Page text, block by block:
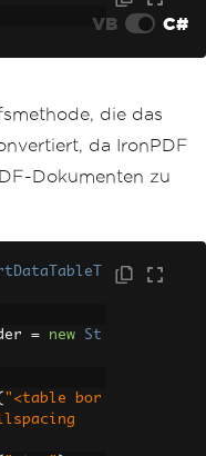
VB C#
die das
da IronPDF
Dokumenten zu
= new
St
"<table bor